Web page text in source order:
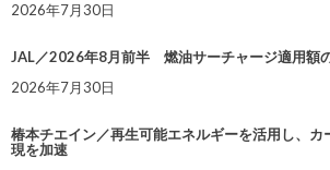
2026年7月30日
JAL／2026年8月前半 燃油サーチャージ適用額
2026年7月30日
椿本チエイン／再生可能エネルギーを活用し、カ
現を加速